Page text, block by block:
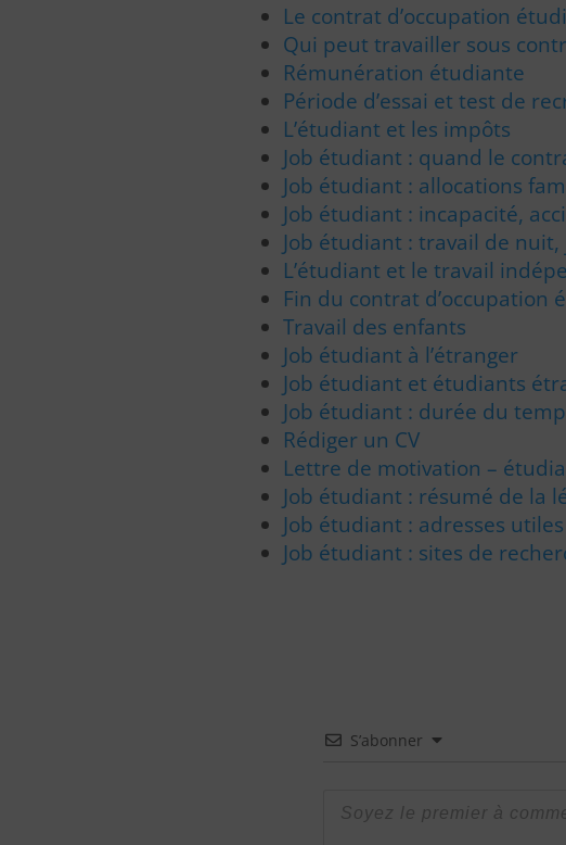
Le contrat d’occupation
Qui peut travailler sous
Rémunération étudiante
Période d’essai et test de
L’étudiant et les impôts
Job étudiant : quand le
Job étudiant : allocations
Job étudiant : incapacité,
Job étudiant : travail de
L’étudiant et le travail
Fin du contrat d’occupation
Travail des enfants
Job étudiant à l’étranger
Job étudiant et étudiants
Job étudiant : durée du
Rédiger un CV
Lettre de motivation –
Job étudiant : résumé de la
Job étudiant : adresses utiles
Job étudiant : sites de
S’abonner